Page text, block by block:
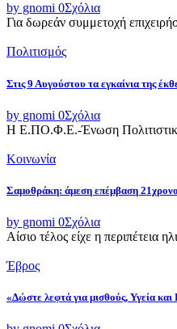
by gnomi 0Σχόλια
Για δωρεάν συμμετοχή
Πολιτισμός
Στις 9 Αυγούστου τα εγκαίνια της
by gnomi 0Σχόλια
Η Ε.ΠΟ.Φ.Ε.-Ένωση
Κοινωνία
Σαμοθράκη: άμεση επέμβαση
by gnomi 0Σχόλια
Αίσιο τέλος είχε η περιπέτεια
Έβρος
«Δώστε λεφτά για μισθούς, Υγεία